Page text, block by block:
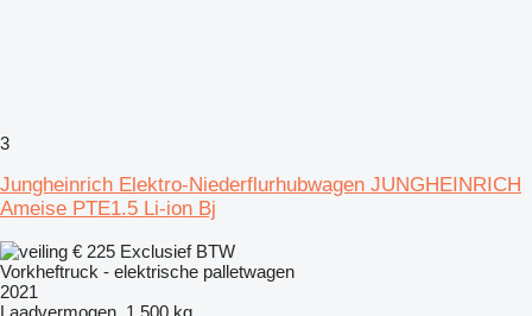
3
Jungheinrich Elektro-Niederflurhubwagen JUNGHEINRICH
Ameise PTE1.5 Li-ion Bj
€ 225 Exclusief BTW
Vorkheftruck - elektrische palletwagen
2021
Laadvermogen 1.500 kg